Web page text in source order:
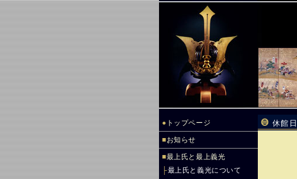
● トップページ
■お知らせ
■最上氏と最上義光
├最上氏と義光について
休館日